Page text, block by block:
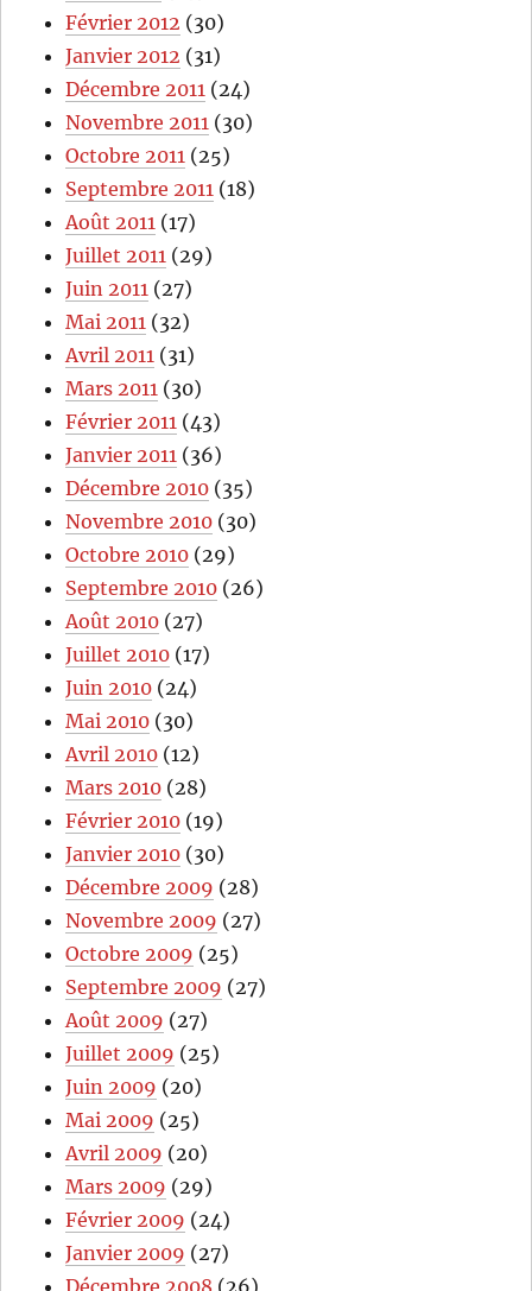
Février 2012 (30)
Janvier 2012 (31)
Décembre 2011 (24)
Novembre 2011 (30)
Octobre 2011 (25)
Septembre 2011 (18)
Août 2011 (17)
Juillet 2011 (29)
Juin 2011 (27)
Mai 2011 (32)
Avril 2011 (31)
Mars 2011 (30)
Février 2011 (43)
Janvier 2011 (36)
Décembre 2010 (35)
Novembre 2010 (30)
Octobre 2010 (29)
Septembre 2010 (26)
Août 2010 (27)
Juillet 2010 (17)
Juin 2010 (24)
Mai 2010 (30)
Avril 2010 (12)
Mars 2010 (28)
Février 2010 (19)
Janvier 2010 (30)
Décembre 2009 (28)
Novembre 2009 (27)
Octobre 2009 (25)
Septembre 2009 (27)
Août 2009 (27)
Juillet 2009 (25)
Juin 2009 (20)
Mai 2009 (25)
Avril 2009 (20)
Mars 2009 (29)
Février 2009 (24)
Janvier 2009 (27)
Décembre 2008 (26)